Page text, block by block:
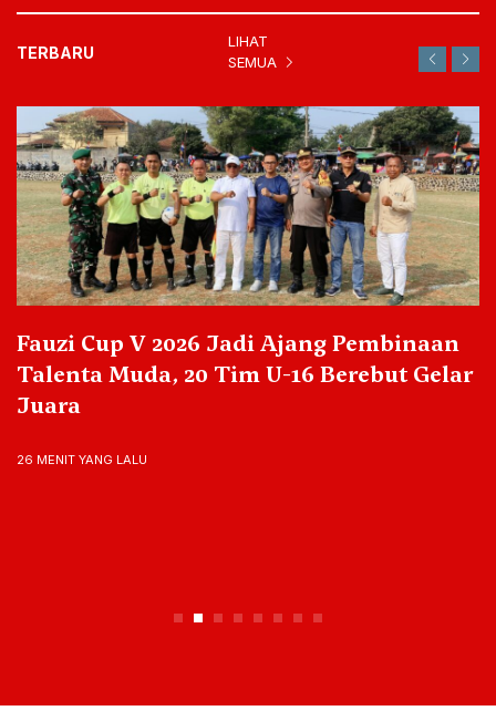
TERBARU
LIHAT
SEMUA
Fauzi Cup V 2026 Jadi Ajang Pembinaan
Talenta Muda, 20 Tim U-16 Berebut Gelar
Juara
26 MENIT YANG LALU